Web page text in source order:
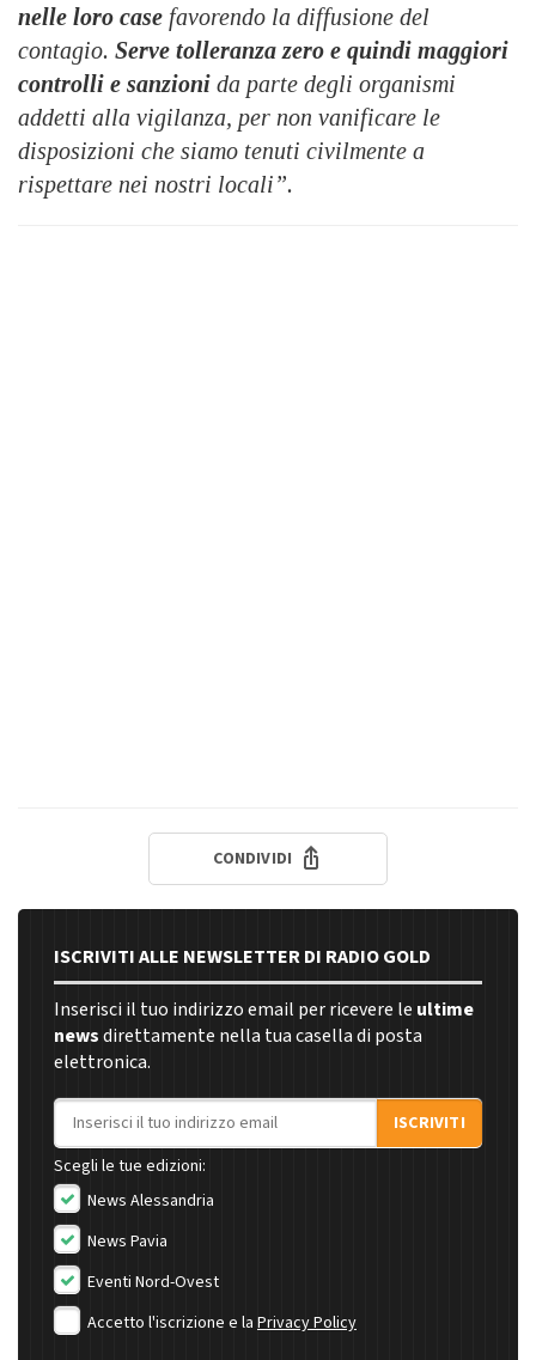
nelle loro case favorendo la diffusione del
contagio. Serve tolleranza zero e quindi maggiori
controlli e sanzioni da parte degli organismi
addetti alla vigilanza, per non vanificare le
disposizioni che siamo tenuti civilmente a
rispettare nei nostri locali”.
CONDIVIDI
ISCRIVITI ALLE NEWSLETTER DI RADIO GOLD
Inserisci il tuo indirizzo email per ricevere le ultime
newsdirettamente nella tua casella di posta
elettronica.
Indirizzo email
ISCRIVITI
Scegli le tue edizioni:
News Alessandria
News Pavia
Eventi Nord-Ovest
Accetto l'iscrizione e la Privacy Policy